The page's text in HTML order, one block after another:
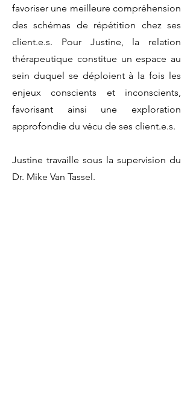
favoriser une meilleure compréhension
des schémas de répétition chez ses
client.e.s. Pour Justine, la relation
thérapeutique constitue un espace au
sein duquel se déploient à la fois les
enjeux conscients et inconscients,
favorisant ainsi une exploration
approfondie du vécu de ses client.e.s.
Justine travaille sous la supervision du
Dr. Mike Van Tassel.